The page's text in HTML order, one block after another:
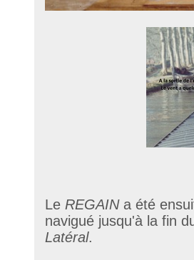
Le REGAIN a été
navigué jusqu'à la fin
Latéral.